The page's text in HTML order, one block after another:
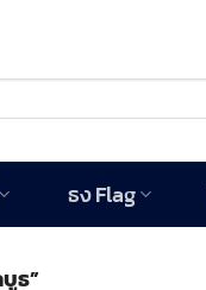
ธง Flag
บูธ”